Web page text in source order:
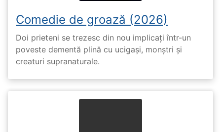
Comedie de groază (2026)
Doi prieteni se trezesc din nou implicați într-un
poveste dementă plină cu ucigași, monștri și
creaturi supranaturale.